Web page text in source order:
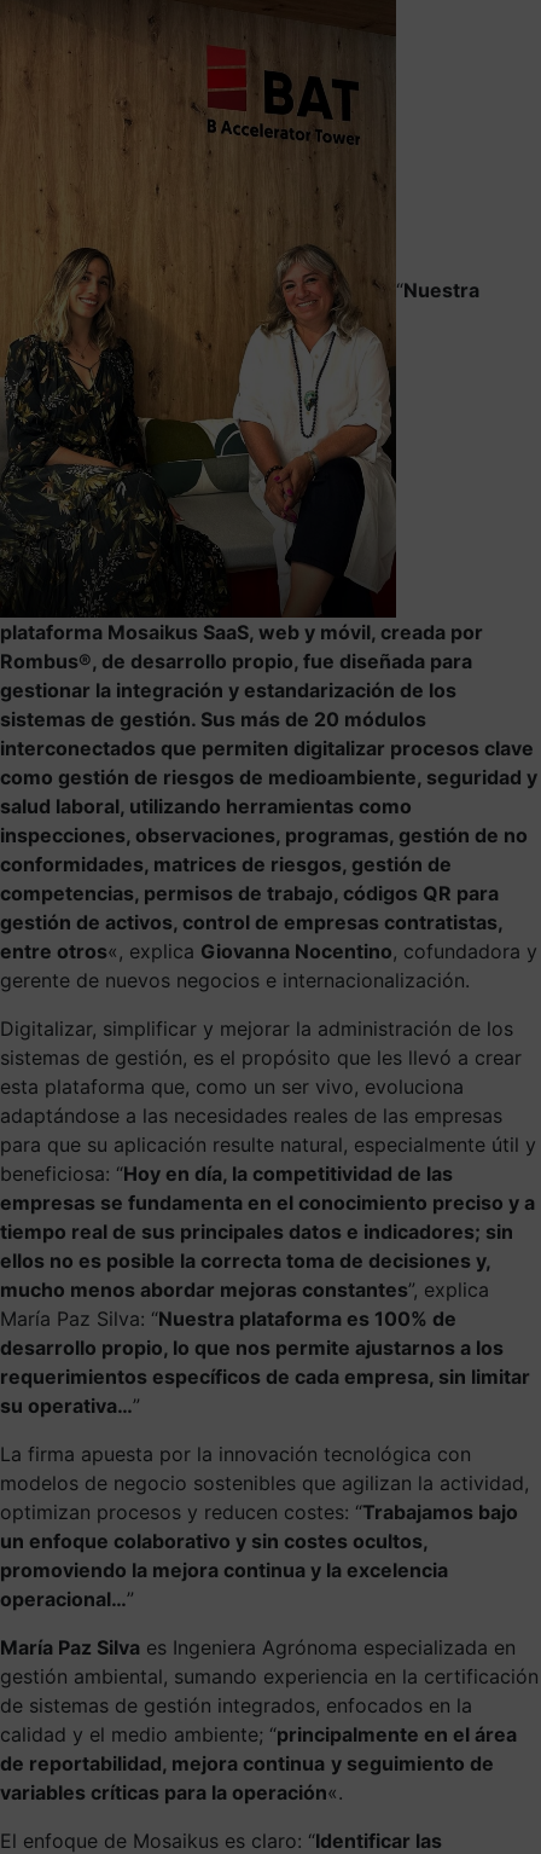
“Nuestra
plataforma Mosaikus SaaS, web y móvil, creada por
Rombus®, de desarrollo propio, fue diseñada para
gestionar la integración y estandarización de los
sistemas de gestión. Sus más de 20 módulos
interconectados que permiten digitalizar procesos clave
como gestión de riesgos de medioambiente, seguridad y
salud laboral, utilizando herramientas como
inspecciones, observaciones, programas, gestión de no
conformidades, matrices de riesgos, gestión de
competencias, permisos de trabajo, códigos QR para
gestión de activos, control de empresas contratistas,
entre otros«, explica Giovanna Nocentino, cofundadora y
gerente de nuevos negocios e internacionalización.
Digitalizar, simplificar y mejorar la administración de los
sistemas de gestión, es el propósito que les llevó a crear
esta plataforma que, como un ser vivo, evoluciona
adaptándose a las necesidades reales de las empresas
para que su aplicación resulte natural, especialmente útil y
beneficiosa: “Hoy en día, la competitividad de las
empresas se fundamenta en el conocimiento preciso y a
tiempo real de sus principales datos e indicadores; sin
ellos no es posible la correcta toma de decisiones y,
mucho menos abordar mejoras constantes”, explica
María Paz Silva: “Nuestra plataforma es 100% de
desarrollo propio, lo que nos permite ajustarnos a los
requerimientos específicos de cada empresa, sin limitar
su operativa…”
La firma apuesta por la innovación tecnológica con
modelos de negocio sostenibles que agilizan la actividad,
optimizan procesos y reducen costes: “Trabajamos bajo
un enfoque colaborativo y sin costes ocultos,
promoviendo la mejora continua y la excelencia
operacional…”
María Paz Silva es Ingeniera Agrónoma especializada en
gestión ambiental, sumando experiencia en la certificación
de sistemas de gestión integrados, enfocados en la
calidad y el medio ambiente; “principalmente en el área
de reportabilidad, mejora continua y seguimiento de
variables críticas para la operación«.
El enfoque de Mosaikus es claro: “Identificar las